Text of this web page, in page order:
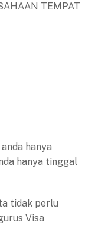
TEMPAT
hanya
hanya tinggal
tidak perlu
Visa